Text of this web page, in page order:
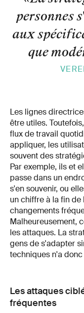
personnes
aux
que
Les lignes
être utiles.
flux de travail
appliquer, les
souvent des
Par exemple, ils et
passe dans un
s'en souvenir, ou
un chiffre à la fin
changements
Malheureusement,
les attaques. La
gens de s'adapter
techniques n'a
Les attaques
fréquentes